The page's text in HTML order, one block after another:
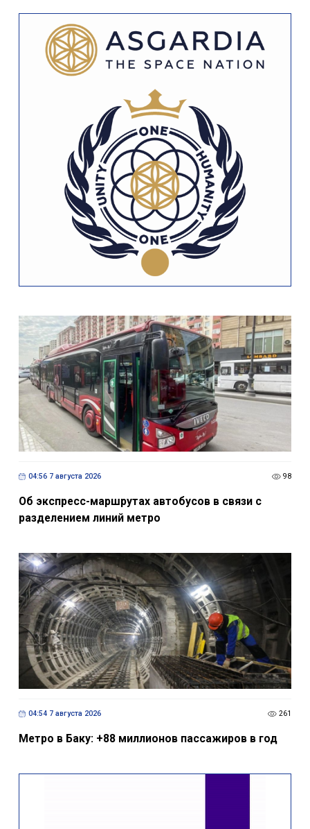
04:56 7 августа 2026 98
Об экспресс-маршрутах автобусов в связи с
разделением линий метро
04:54 7 августа 2026 261
Метро в Баку: +88 миллионов пассажиров в год